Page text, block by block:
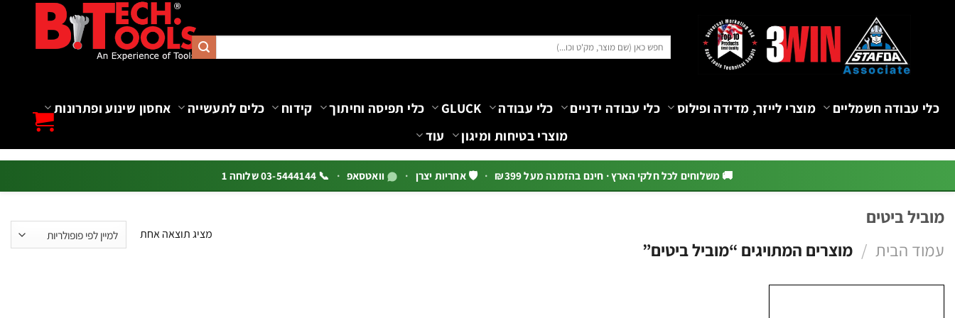
כלי עבודה חשמליים מוצרי לייזר, מדידה ופילוס כלי עבודה ידניים כלי עבודה GLUCK כלי תפיסה וחיתוך קידוח כלים לתעשייה
אחסון שינוע ופתרונות
מוצרי בטיחות ומיגון
עוד
🚚 משלוחים לכל חלקי הארץ · חינם בהזמנה מעל ₪399 · 🛡️ אחריות יצרן · וואטסאפ · 📞 03-5444144 שלוחה 1
מוביל ביטים
עמוד הבית / מוצרים המתויגים “מוביל ביטים”
מציג תוצאה אחת